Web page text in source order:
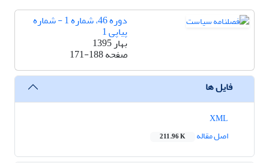
دوره 46، شماره 1 - شماره
پیاپی 1
بهار 1395
صفحه171-188
فایل ها
اصل مقاله
211.96 K